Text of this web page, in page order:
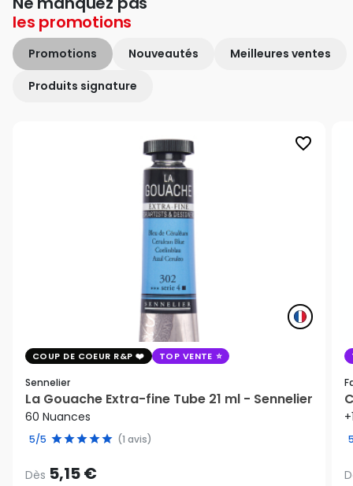
les promotions
Promotions Nouveautés Meilleures ventes
Produits signature
favorite_border
COUP DE COEUR R&P TOP VENTE
Sennelier
La Gouache Extra-fine Tube 21 ml - Sennelier
60 Nuances
5/5 (1 avis)
Dès 5,15 €